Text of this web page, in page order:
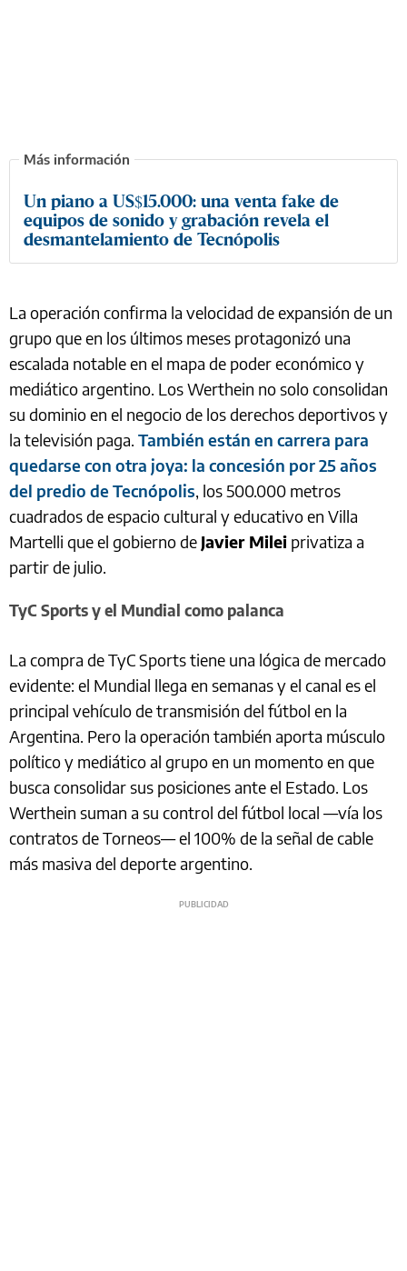
Un piano a US$15.000: una venta fake de
equipos de sonido y grabación revela el
desmantelamiento de Tecnópolis
La operación confirma la velocidad de expansión de un
grupo que en los últimos meses protagonizó una
escalada notable en el mapa de poder económico y
mediático argentino. Los Werthein no solo consolidan
su dominio en el negocio de los derechos deportivos y
la televisión paga. También están en carrera para
quedarse con otra joya: la concesión por 25 años
del predio de Tecnópolis, los 500.000 metros
cuadrados de espacio cultural y educativo en Villa
Martelli que el gobierno de Javier Milei privatiza a
partir de julio.
TyC Sports y el Mundial como palanca
La compra de TyC Sports tiene una lógica de mercado
evidente: el Mundial llega en semanas y el canal es el
principal vehículo de transmisión del fútbol en la
Argentina. Pero la operación también aporta músculo
político y mediático al grupo en un momento en que
busca consolidar sus posiciones ante el Estado. Los
Werthein suman a su control del fútbol local —vía los
contratos de Torneos— el 100% de la señal de cable
más masiva del deporte argentino.